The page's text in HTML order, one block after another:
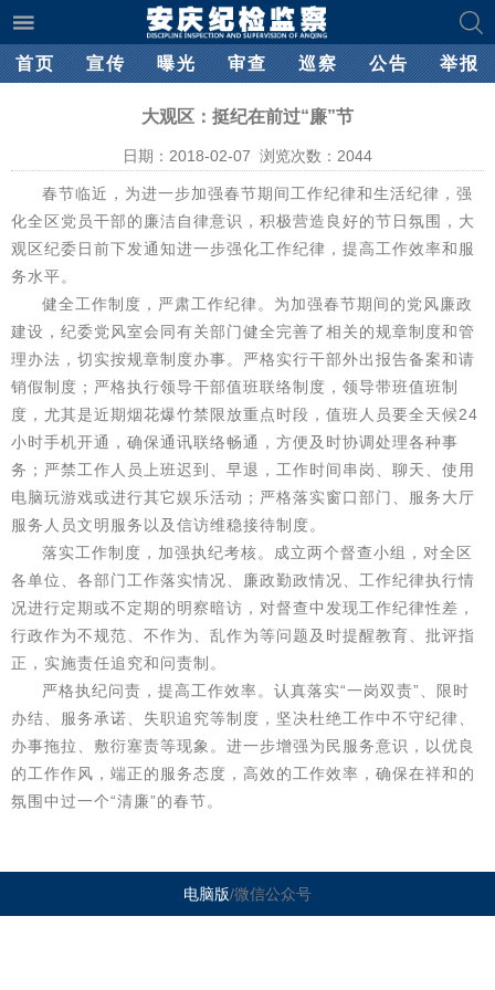
首页 宣传 曝光 审查 巡察 公告 举报
大观区：挺纪在前过“廉”节
日期：2018-02-07 浏览次数： 2044
春节临近，为进一步加强春节期间工作纪律和生活纪律，强
化全区党员干部的廉洁自律意识，积极营造良好的节日氛围，大
观区纪委日前下发通知进一步强化工作纪律，提高工作效率和服
务水平。
健全工作制度，严肃工作纪律。为加强春节期间的党风廉政
建设，纪委党风室会同有关部门健全完善了相关的规章制度和管
理办法，切实按规章制度办事。严格实行干部外出报告备案和请
销假制度；严格执行领导干部值班联络制度，领导带班值班制
度，尤其是近期烟花爆竹禁限放重点时段，值班人员要全天候24
小时手机开通，确保通讯联络畅通，方便及时协调处理各种事
务；严禁工作人员上班迟到、早退，工作时间串岗、聊天、使用
电脑玩游戏或进行其它娱乐活动；严格落实窗口部门、服务大厅
服务人员文明服务以及信访维稳接待制度。
落实工作制度，加强执纪考核。成立两个督查小组，对全区
各单位、各部门工作落实情况、廉政勤政情况、工作纪律执行情
况进行定期或不定期的明察暗访，对督查中发现工作纪律性差，
行政作为不规范、不作为、乱作为等问题及时提醒教育、批评指
正，实施责任追究和问责制。
严格执纪问责，提高工作效率。认真落实“一岗双责”、限时
办结、服务承诺、失职追究等制度，坚决杜绝工作中不守纪律、
办事拖拉、敷衍塞责等现象。进一步增强为民服务意识，以优良
的工作作风，端正的服务态度，高效的工作效率，确保在祥和的
氛围中过一个“清廉”的春节。
电脑版/微信公众号